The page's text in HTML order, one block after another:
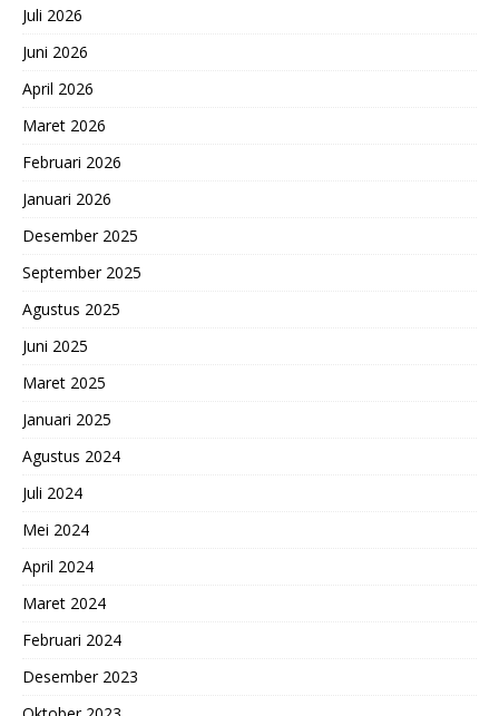
Juli 2026
Juni 2026
April 2026
Maret 2026
Februari 2026
Januari 2026
Desember 2025
September 2025
Agustus 2025
Juni 2025
Maret 2025
Januari 2025
Agustus 2024
Juli 2024
Mei 2024
April 2024
Maret 2024
Februari 2024
Desember 2023